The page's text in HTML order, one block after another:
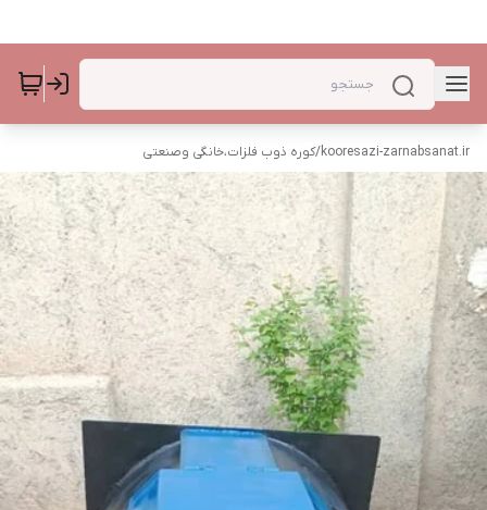
kooresazi-zarnabsanat.ir
/کوره ذوب فلزات،خانگی وصنعتی